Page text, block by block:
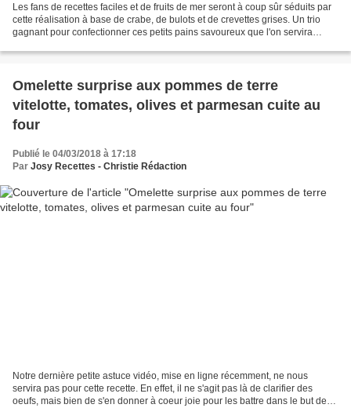
Les fans de recettes faciles et de fruits de mer seront à coup sûr séduits par
cette réalisation à base de crabe, de bulots et de crevettes grises. Un trio
gagnant pour confectionner ces petits pains savoureux que l'on servira
Omelette surprise aux pommes de terre
vitelotte, tomates, olives et parmesan cuite au
four
Publié le 04/03/2018 à 17:18
Par Josy Recettes - Christie Rédaction
Notre dernière petite astuce vidéo, mise en ligne récemment, ne nous
servira pas pour cette recette. En effet, il ne s'agit pas là de clarifier des
oeufs, mais bien de s'en donner à coeur joie pour les battre dans le but de